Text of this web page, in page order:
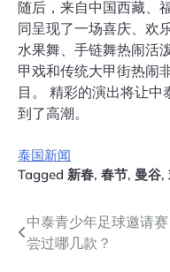
随后，来自中国西藏、
同呈现了一场喜庆、欢
水果舞、手链舞热闹活
甲戏和传统大甲街热闹
目。 精彩的演出将让中
到了高潮。
泰国新闻
Tagged 新春, 春节, 曼谷,
文
章
中泰青少年足球邀请
尝过哪几款？